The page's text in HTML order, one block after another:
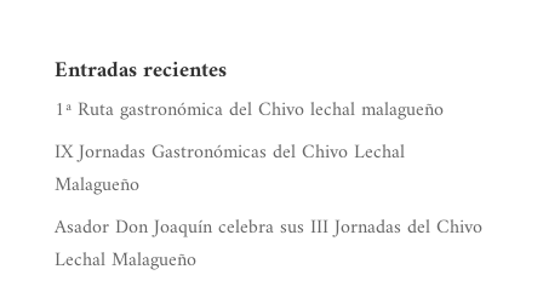
era:
95.00€.
es:
90.00€.
Entradas recientes
1ª Ruta gastronómica del Chivo lechal malagueño
IX Jornadas Gastronómicas del Chivo Lechal
Malagueño
Asador Don Joaquín celebra sus III Jornadas del Chivo
Lechal Malagueño